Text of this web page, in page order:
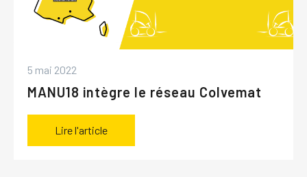
5 mai 2022
MANU18 intègre le réseau Colvemat
Lire l'article